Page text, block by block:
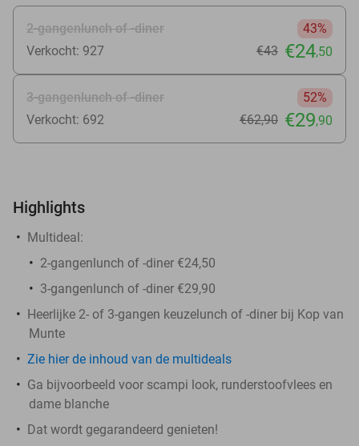
2-gangenlunch of -diner
43%
Verkocht: 927
€43 €24,50
3-gangenlunch of -diner
52%
Verkocht: 692
€62,90 €29,90
Highlights
Multideal:
2-gangenlunch of -diner €24,50
3-gangenlunch of -diner €29,90
Heerlijke 2- of 3-gangen keuzelunch of -diner bij Kop van
Munte
Zie hier de inhoud van de multideals
Ga bijvoorbeeld voor scampi look, runderstoofvlees en
dame blanche
Dat wordt gegarandeerd genieten!